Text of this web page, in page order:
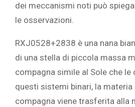
dei meccanismi noti può
le osservazioni.
RXJ0528+2838 è una nana
di una stella di piccola massa
compagna simile al Sole che le
questi sistemi binari, la
compagna viene trasferita alla